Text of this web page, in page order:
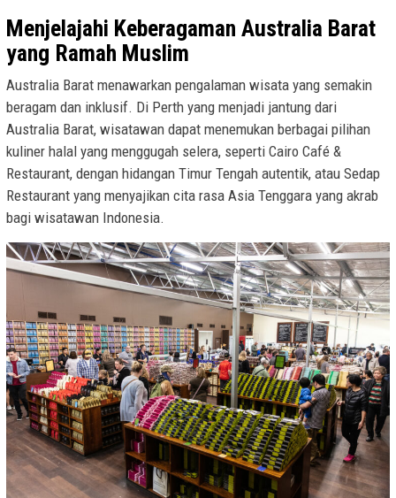
Menjelajahi Keberagaman Australia Barat
yang Ramah Muslim
Australia Barat menawarkan pengalaman wisata yang semakin
beragam dan inklusif. Di Perth yang menjadi jantung dari
Australia Barat, wisatawan dapat menemukan berbagai pilihan
kuliner halal yang menggugah selera, seperti Cairo Café &
Restaurant, dengan hidangan Timur Tengah autentik, atau Sedap
Restaurant yang menyajikan cita rasa Asia Tenggara yang akrab
bagi wisatawan Indonesia.